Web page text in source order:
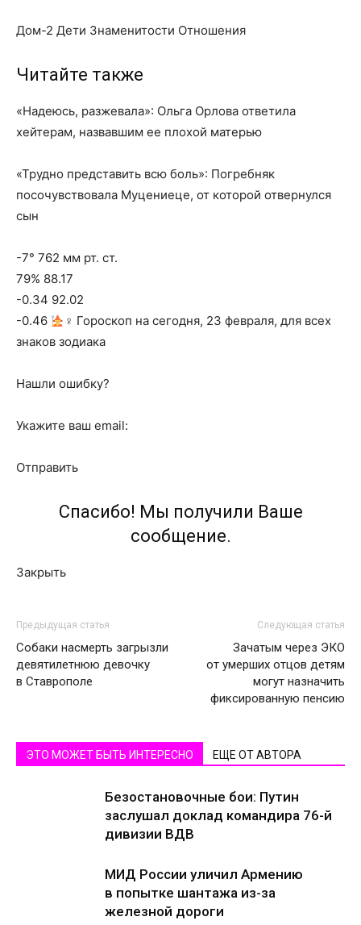
Дом-2 Дети Знаменитости Отношения
Читайте также
«Надеюсь, разжевала»: Ольга Орлова ответила
хейтерам, назвавшим ее плохой матерью
«Трудно представить всю боль»: Погребняк
посочувствовала Муцениеце, от которой отвернулся
сын
-7° 762 мм рт. ст.
79% 88.17
-0.34 92.02
-0.46
‍♀ Гороскоп на сегодня, 23 февраля, для всех
знаков зодиака
Нашли ошибку?
Укажите ваш email:
Отправить
Спасибо! Мы получили Ваше
сообщение.
Закрыть
Предыдущая статья
Собаки насмерть загрызли
девятилетнюю девочку
в Ставрополе
Следующая статья
Зачатым через ЭКО
от умерших отцов детям
могут назначить
фиксированную пенсию
ЭТО МОЖЕТ БЫТЬ ИНТЕРЕСНО ЕЩЕ ОТ АВТОРА
Безостановочные бои: Путин
заслушал доклад командира 76-й
дивизии ВДВ
МИД России уличил Армению
в попытке шантажа из-за
железной дороги